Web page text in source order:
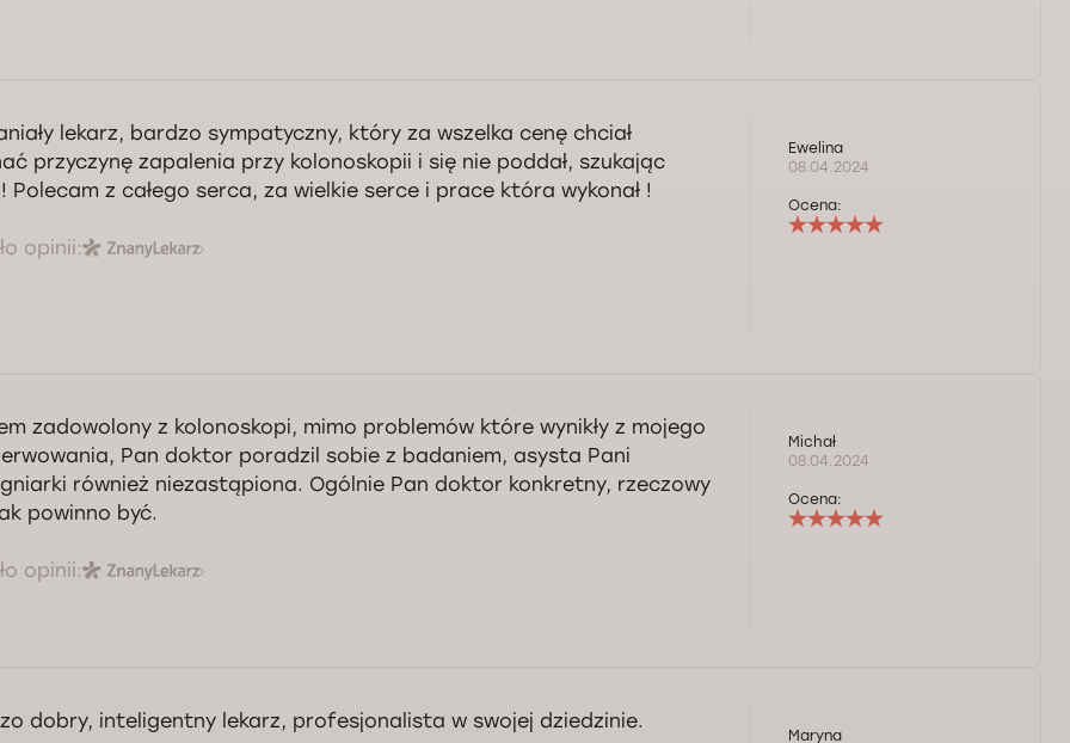
lekarz, bardzo sympatyczny, który za wszelka cenę chciał
przyczynę zapalenia przy kolonoskopii i się nie poddał, szukając
Polecam z całego serca, za wielkie serce i prace która wykonał !
opinii:
Ewelina
08.04.2024
Ocena:
zadowolony z kolonoskopi, mimo problemów które wynikły z mojego
Pan doktor poradzil sobie z badaniem, asysta Pani
również niezastąpiona. Ogólnie Pan doktor konkretny, rzeczowy
powinno być.
opinii:
Michał
08.04.2024
Ocena:
dobry, inteligentny lekarz, profesjonalista w swojej dziedzinie.
Maryna